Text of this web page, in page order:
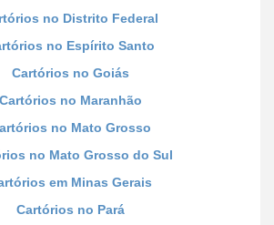
no Distrito Federal
no Espírito Santo
Cartórios no Goiás
Cartórios no Maranhão
no Mato Grosso
no Mato Grosso do Sul
em Minas Gerais
Cartórios no Pará